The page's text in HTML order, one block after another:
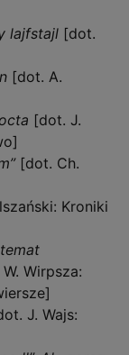
lajfstajl [dot.
[dot. A.
[dot. J.
[dot. Ch.
Kroniki
Wirpsza:
J. Wajs: